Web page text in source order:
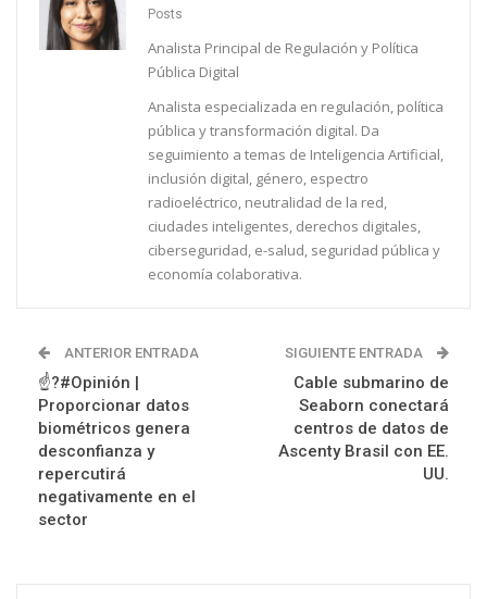
Posts
Analista Principal de Regulación y Política
Pública Digital
Analista especializada en regulación, política
pública y transformación digital. Da
seguimiento a temas de Inteligencia Artificial,
inclusión digital, género, espectro
radioeléctrico, neutralidad de la red,
ciudades inteligentes, derechos digitales,
ciberseguridad, e-salud, seguridad pública y
economía colaborativa.
ANTERIOR ENTRADA
☝?#Opinión |
Proporcionar datos
biométricos genera
desconfianza y
repercutirá
negativamente en el
sector
SIGUIENTE ENTRADA
Cable submarino de
Seaborn conectará
centros de datos de
Ascenty Brasil con EE.
UU.